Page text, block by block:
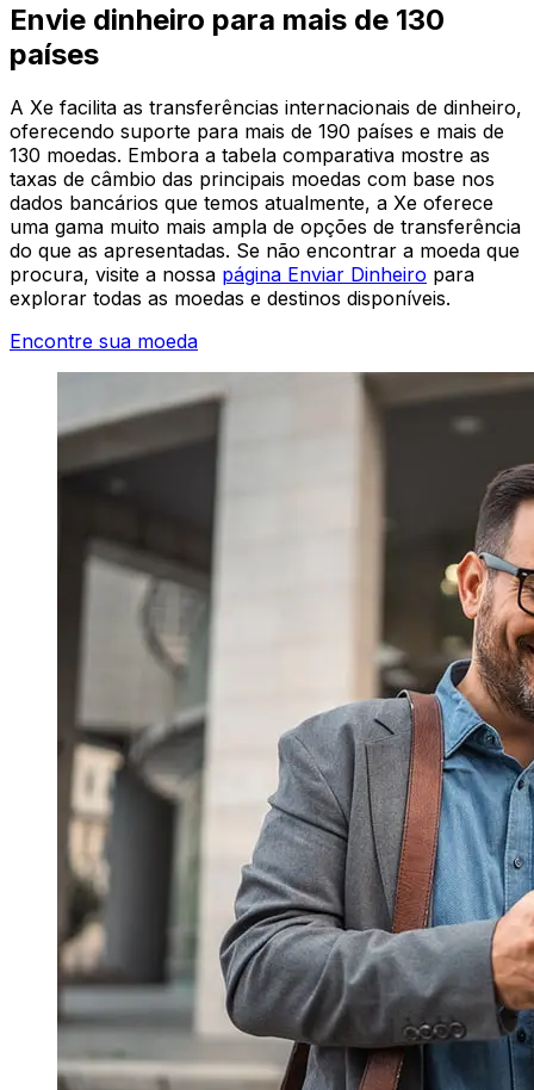
Envie dinheiro para mais de 130
países
A Xe facilita as transferências internacionais de dinheiro,
oferecendo suporte para mais de 190 países e mais de
130 moedas. Embora a tabela comparativa mostre as
taxas de câmbio das principais moedas com base nos
dados bancários que temos atualmente, a Xe oferece
uma gama muito mais ampla de opções de transferência
do que as apresentadas. Se não encontrar a moeda que
procura, visite a nossa página Enviar Dinheiro para
explorar todas as moedas e destinos disponíveis.
Encontre sua moeda